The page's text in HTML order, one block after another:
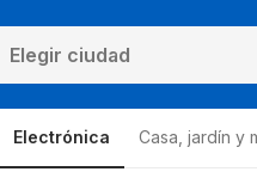
Electrónica Casa, jardín y